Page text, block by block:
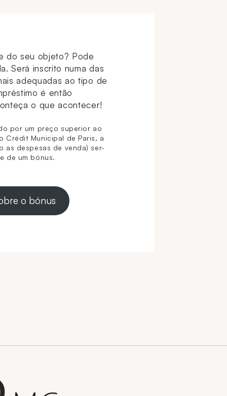
do seu objeto? Pode
Será inscrito numa das
adequadas ao tipo de
é então
o que acontecer!
por um preço superior ao
Crédit Municipal de Paris, a
as despesas de venda) ser-
de um bónus.
o bónus